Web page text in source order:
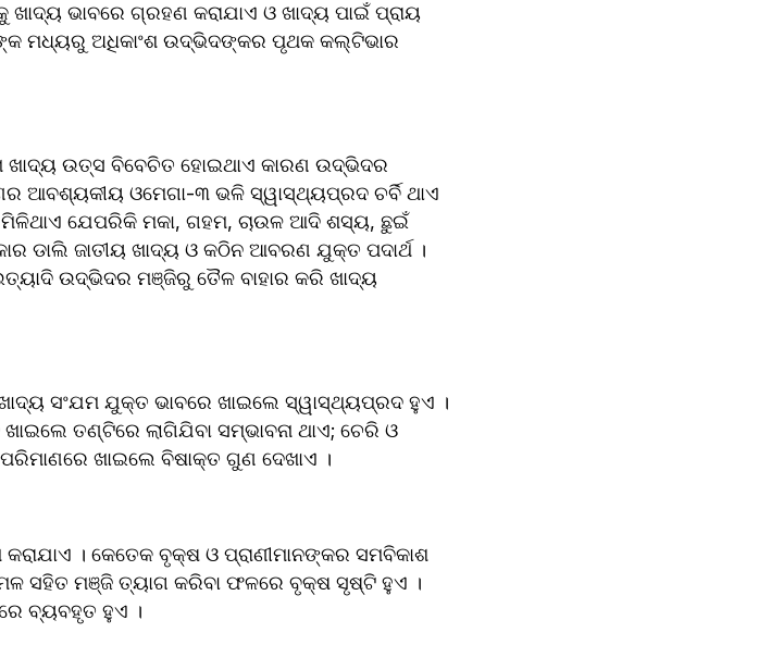
ଭାବରେ ଗ୍ରହଣ କରାଯାଏ ଓ ଖାଦ୍ୟ ପାଇଁ ପ୍ରାୟ
ମଧ୍ୟରୁ ଅଧିକାଂଶ ଉଦ୍ଭିଦଙ୍କର ପୃଥକ କଲ୍ଟିଭାର
ଉତ୍ସ ବିବେଚିତ ହୋଇଥାଏ କାରଣ ଉଦ୍ଭିଦର
ଆବଶ୍ୟକୀୟ ଓମେଗା-୩ ଭଳି ସ୍ୱାସ୍ଥ୍ୟପ୍ରଦ ଚର୍ବି ଥାଏ
ମକା, ଗ‌ହମ, ଚାଉଳ ଆଦି ଶସ୍ୟ, ଛୁଇଁ
ଡାଲି ଜାତୀୟ ଖାଦ୍ୟ ଓ କଠିନ ଆବରଣ ଯୁକ୍ତ ପଦାର୍ଥ ।
ଉଦ୍ଭିଦର ମଞ୍ଜିରୁ ତୈଳ ବାହାର କରି ଖାଦ୍ୟ
ସଂଯମ ଯୁକ୍ତ ଭାବରେ ଖାଇଲେ ସ୍ୱାସ୍ଥ୍ୟପ୍ରଦ ହୁଏ ।
ଖାଇଲେ ବିଷାକ୍ତ ଗୁଣ ଦେଖାଏ ।
। କେତେକ ବୃକ୍ଷ ଓ ପ୍ରାଣୀମାନଙ୍କର ସମ‌ବିକାଶ
ହୁଏ ।
ଟମାଟୋ, କ‌ଖାରୁ ବାଇଗଣ ଇତ୍ୟାଦି ପରିବା ଆକାରରେ ବ୍ୟବ‌ହୃତ ହୁଏ ।